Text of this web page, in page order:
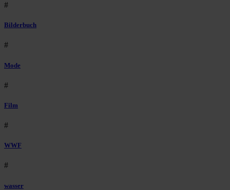
#
Bilderbuch
#
Mode
#
Film
#
WWF
#
wasser